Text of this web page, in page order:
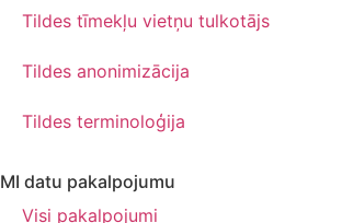
Tildes tīmekļu vietņu tulkotājs
Tildes anonimizācija
Tildes terminoloģija
MI datu pakalpojumu
Visi pakalpojumi